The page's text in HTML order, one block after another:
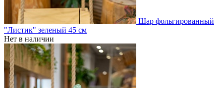
Шар фольгированный
"Листик" зеленый 45 см
Нет в наличии